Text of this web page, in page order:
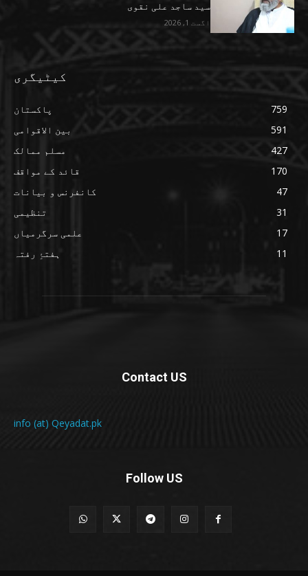
سید ساجد علی نقوی
اگست 1, 2026
کیٹیگری
پاکستان
759
بین الاقوامی
591
مسلم ممالک
427
قائد کے مواقف
170
کانفرنس و بیانات
47
تنظیمی
31
علمی سرگرمیاں
17
ہفتۂِ رفتہ
11
Contact US
info (at) Qeyadat.pk
Follow US